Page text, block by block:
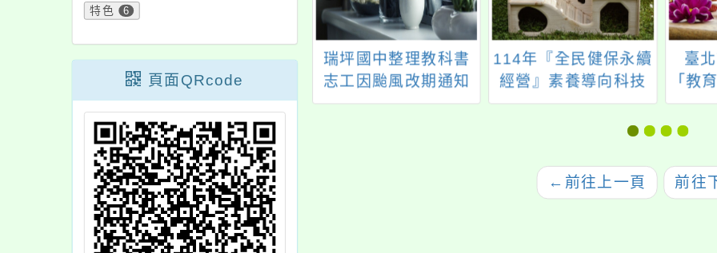
特色 6
頁面QRcode
化大學閩南語&
考試衝刺班】
體/線上同步】
瑞坪國中整理教科書
志工因颱風改期通知
114年『全民健保永續
經營』素養導向科技
輔助數位媒材發展及
臺
「教
續領
← 前往上一頁 前往